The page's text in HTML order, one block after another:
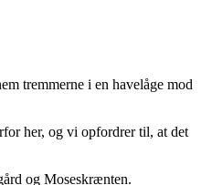
tremmerne i en havelåge mod
her, og vi opfordrer til, at det
og Moseskrænten.